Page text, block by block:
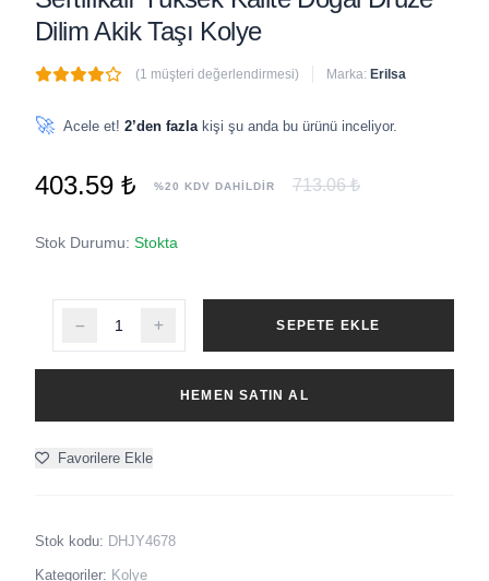
Dilim Akik Taşı Kolye
(1 müşteri değerlendirmesi) Marka: Erilsa
🚀 Acele et! 2’den fazla kişi şu anda bu ürünü inceliyor.
403.59 ₺ %20 KDV DAHİLDİR 713.06 ₺
Stok Durumu: Stokta
SEPETE EKLE
HEMEN SATIN AL
Favorilere Ekle
Stok kodu: DHJY4678
Kategoriler: Kolye